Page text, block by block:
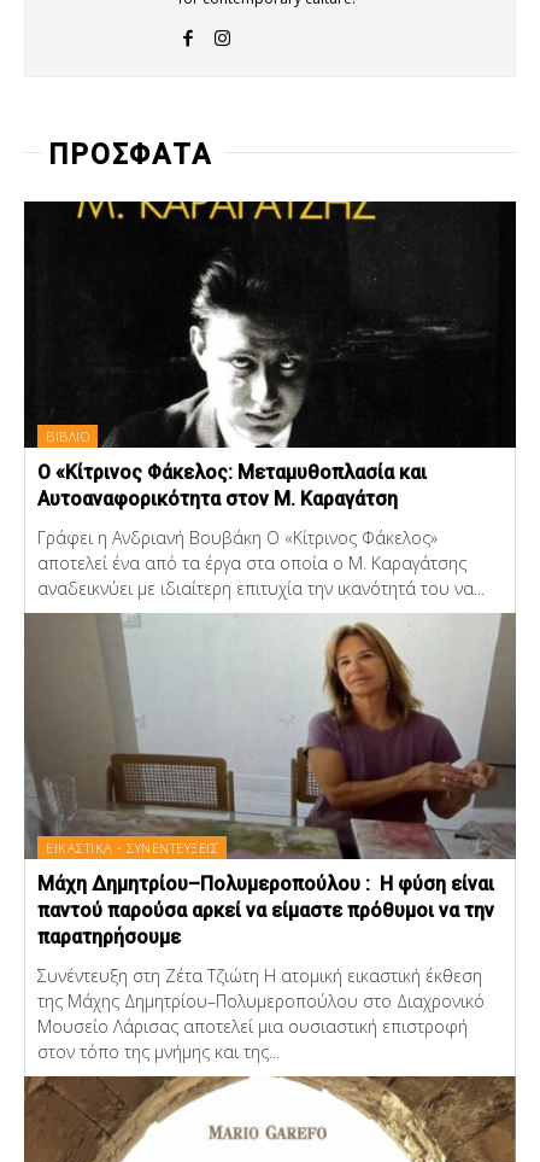
ΠΡΟΣΦΑΤΑ
ΒΙΒΛΙΟ
Ο «Κίτρινος Φάκελος: Μεταμυθοπλασία και
Αυτοαναφορικότητα στον Μ. Καραγάτση
Γράφει η Ανδριανή Βουβάκη Ο «Κίτρινος Φάκελος»
αποτελεί ένα από τα έργα στα οποία ο Μ. Καραγάτσης
αναδεικνύει με ιδιαίτερη επιτυχία την ικανότητά του να...
ΕΙΚΑΣΤΙΚΑ - ΣΥΝΕΝΤΕΥΞΕΙΣ
Μάχη Δημητρίου–Πολυμεροπούλου : Η φύση είναι
παντού παρούσα αρκεί να είμαστε πρόθυμοι να την
παρατηρήσουμε
Συνέντευξη στη Ζέτα Τζιώτη Η ατομική εικαστική έκθεση
της Μάχης Δημητρίου–Πολυμεροπούλου στο Διαχρονικό
Μουσείο Λάρισας αποτελεί μια ουσιαστική επιστροφή
στον τόπο της μνήμης και της...